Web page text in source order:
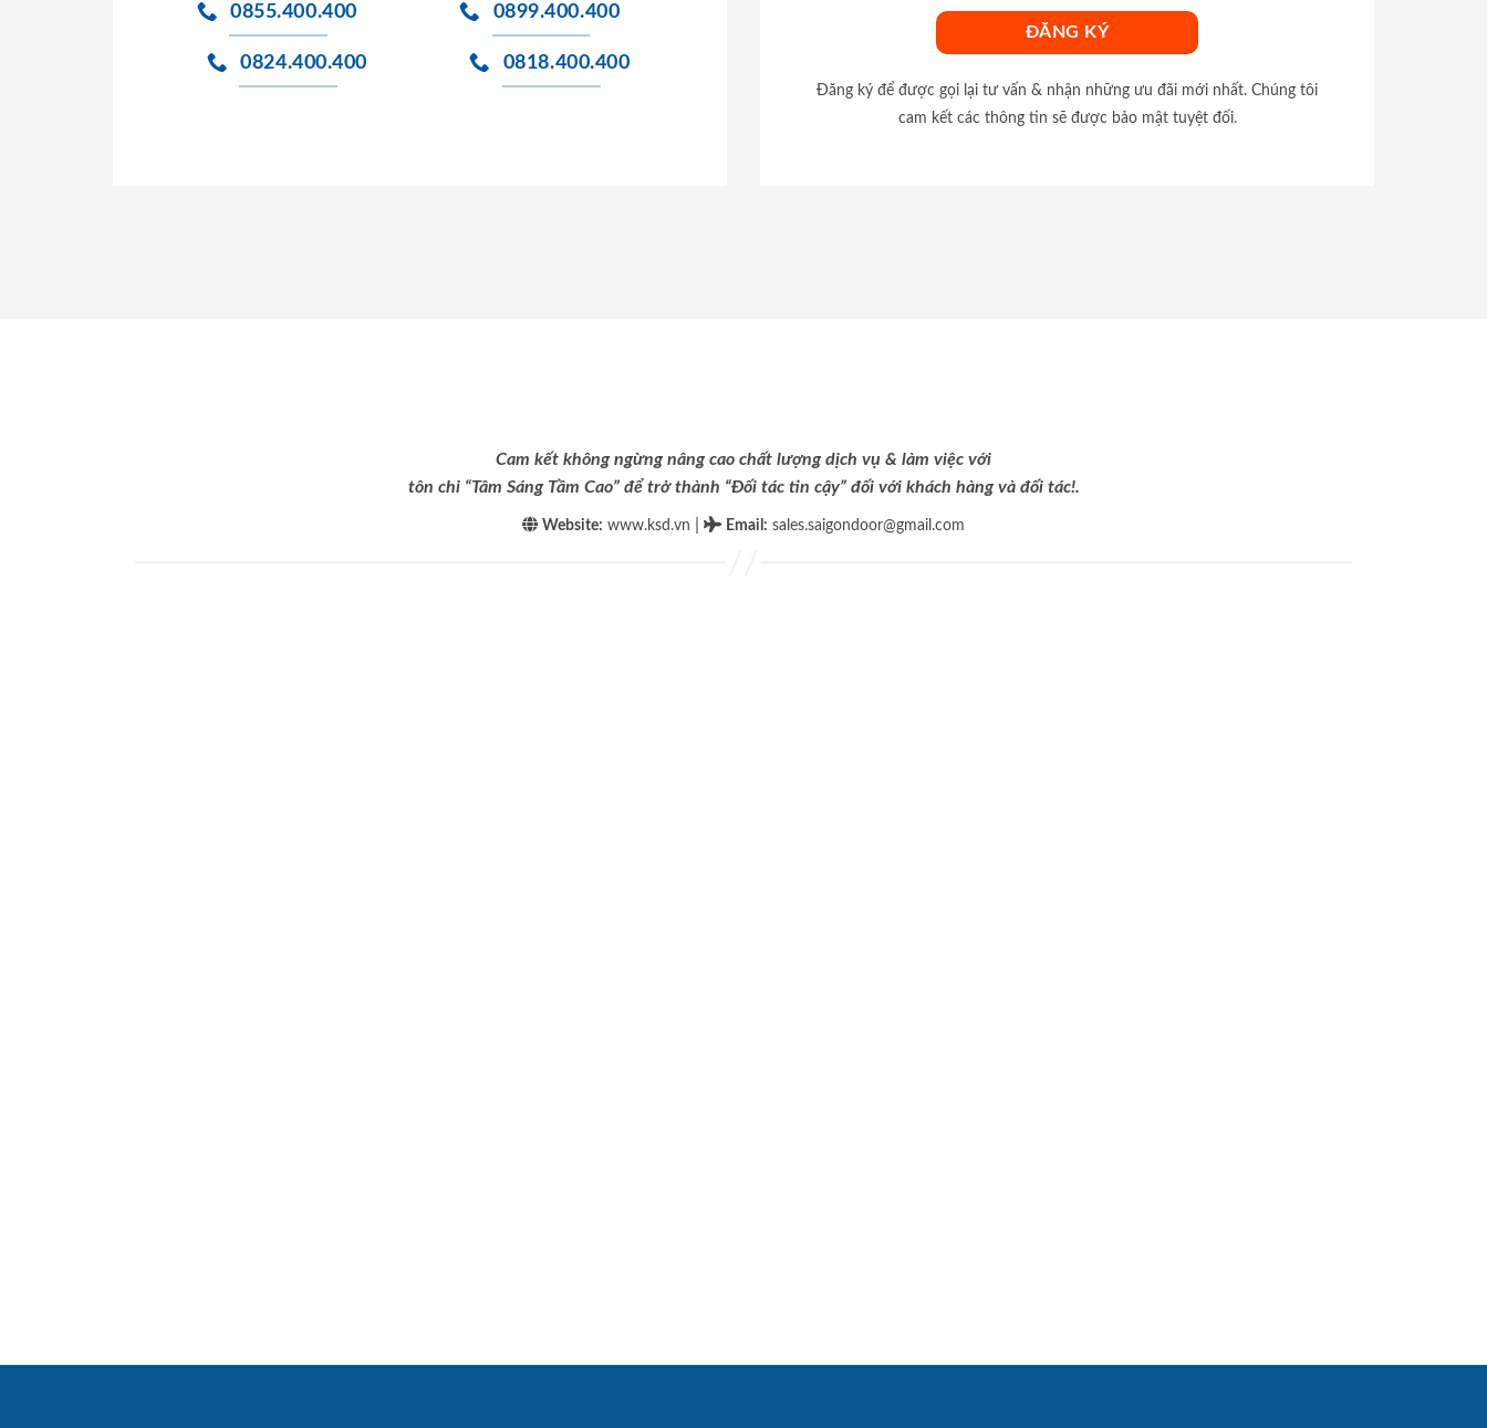
0855.400.400
0824.400.400
0899.400.400
0818.400.400
Đăng ký để được gọi lại tư vấn & nhận những ưu đãi mới nhất. Chúng tôi
cam kết các thông tin sẽ được bảo mật tuyệt đối.
Cam kết không ngừng nâng cao chất lượng dịch vụ & làm việc với
tôn chỉ “Tâm Sáng Tầm Cao” để trở thành “Đối tác tin cậy” đối với khách hàng và đối tác!.
Website: www.ksd.vn Email : sales.saigondoor@gmail.com